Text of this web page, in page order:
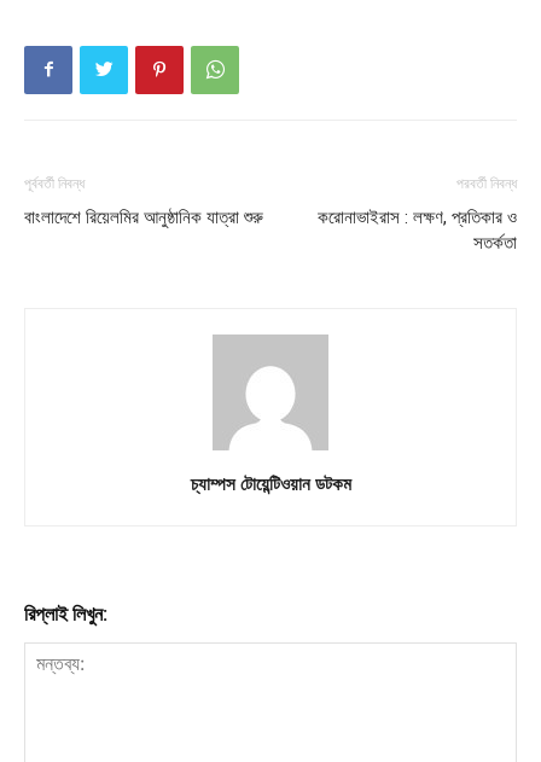
পূর্ববর্তী নিবন্ধ
বাংলাদেশে রিয়েলমির আনুষ্ঠানিক যাত্রা শুরু
পরবর্তী নিবন্ধ
করোনাভাইরাস : লক্ষণ, প্রতিকার ও
সতর্কতা
চ্যাম্পস টোয়েন্টিওয়ান ডটকম
রিপ্লাই লিখুন: